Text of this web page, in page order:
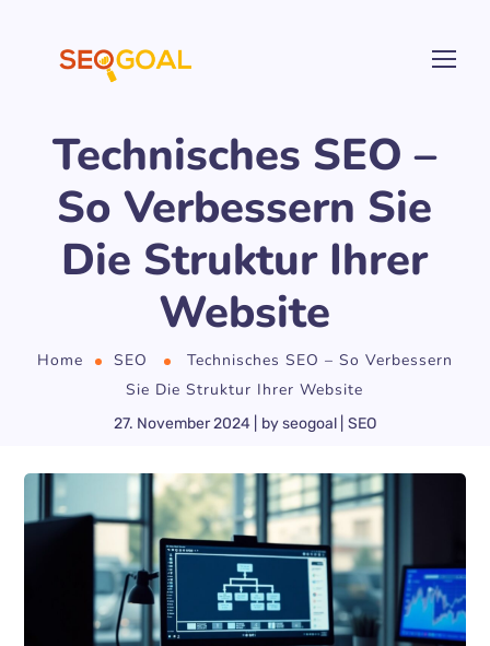
Technisches SEO –
So Verbessern Sie
Die Struktur Ihrer
Website
Home SEO
Technisches SEO – So Verbessern
Sie Die Struktur Ihrer Website
27. November 2024 byseogoal SEO